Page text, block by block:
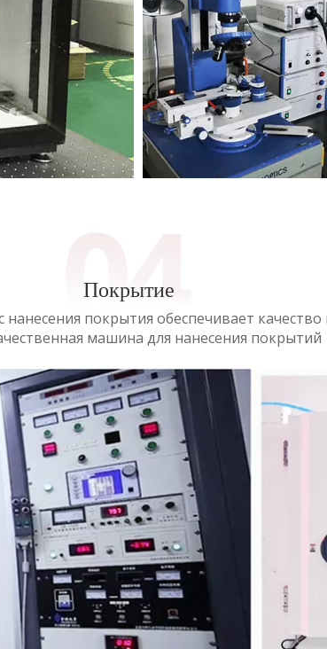
Покрытие
покрытия обеспечивает
машина для нанесения покрытий